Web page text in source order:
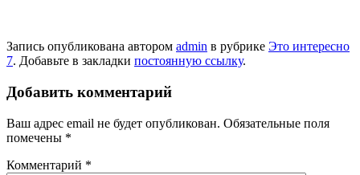
Запись опубликована автором admin в рубрике Это интересно
7. Добавьте в закладки постоянную ссылку.
Добавить комментарий
Ваш адрес email не будет опубликован. Обязательные поля
помечены *
Комментарий *